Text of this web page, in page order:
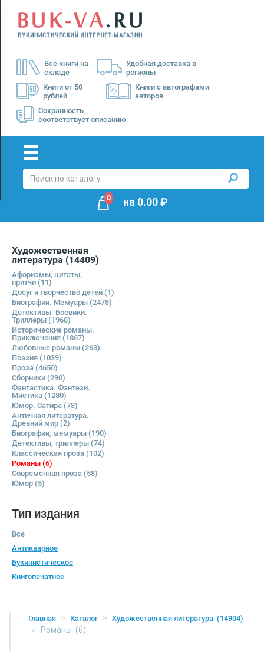
Все книги на
складе
Удобная доставка в
регионы
Книги от 50
рублей
Книги с автографами
авторов
Сохранность
соответствует описанию
Menu
Доставка
Оплата
0 на 0.00₽
Художественная
литература (14409)
Афоризмы, цитаты,
притчи (11)
Досуг и творчество детей (1)
Биографии. Мемуары (2478)
Детективы. Боевики.
Триллеры (1968)
Исторические романы.
Приключения (1867)
Любовные романы (263)
Поэзия (1039)
Проза (4650)
Сборники (290)
Фантастика. Фэнтези.
Мистика (1280)
Юмор. Сатира (78)
Античная литература.
Древний мир (2)
Биографии, мемуары (190)
Детективы, триллеры (74)
Классическая проза (102)
Романы (6)
Современная проза (58)
Юмор (5)
Тип издания
Все
Антикварное
Букинистическое
Книгопечатное
Главная Каталог Художественная литература (14904)
Романы (6)